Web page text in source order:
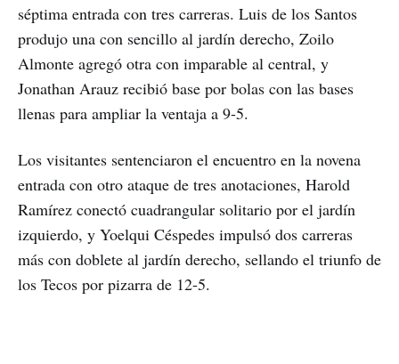
séptima entrada con tres carreras. Luis de los Santos
produjo una con sencillo al jardín derecho, Zoilo
Almonte agregó otra con imparable al central, y
Jonathan Arauz recibió base por bolas con las bases
llenas para ampliar la ventaja a 9-5.
Los visitantes sentenciaron el encuentro en la novena
entrada con otro ataque de tres anotaciones, Harold
Ramírez conectó cuadrangular solitario por el jardín
izquierdo, y Yoelqui Céspedes impulsó dos carreras
más con doblete al jardín derecho, sellando el triunfo de
los Tecos por pizarra de 12-5.